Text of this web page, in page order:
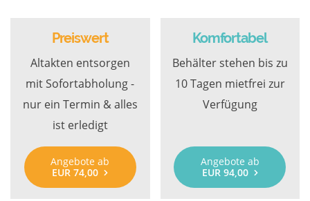
Preiswert
Altakten entsorgen
mit Sofortabholung -
nur ein Termin & alles
ist erledigt
Angebote ab
EUR 74,00
Komfortabel
Behälter stehen bis zu
10 Tagen mietfrei zur
Verfügung
Angebote ab
EUR 94,00